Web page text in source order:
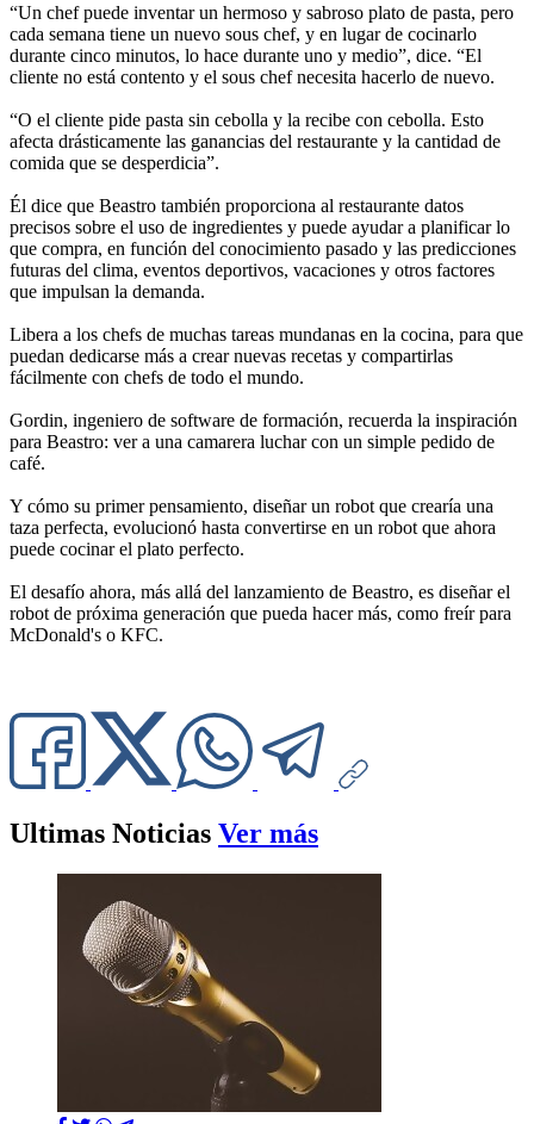
“Un chef puede inventar un hermoso y sabroso plato de pasta, pero
cada semana tiene un nuevo sous chef, y en lugar de cocinarlo
durante cinco minutos, lo hace durante uno y medio”, dice. “El
cliente no está contento y el sous chef necesita hacerlo de nuevo.
“O el cliente pide pasta sin cebolla y la recibe con cebolla. Esto
afecta drásticamente las ganancias del restaurante y la cantidad de
comida que se desperdicia”.
Él dice que Beastro también proporciona al restaurante datos
precisos sobre el uso de ingredientes y puede ayudar a planificar lo
que compra, en función del conocimiento pasado y las predicciones
futuras del clima, eventos deportivos, vacaciones y otros factores
que impulsan la demanda.
Libera a los chefs de muchas tareas mundanas en la cocina, para que
puedan dedicarse más a crear nuevas recetas y compartirlas
fácilmente con chefs de todo el mundo.
Gordin, ingeniero de software de formación, recuerda la inspiración
para Beastro: ver a una camarera luchar con un simple pedido de
café.
Y cómo su primer pensamiento, diseñar un robot que crearía una
taza perfecta, evolucionó hasta convertirse en un robot que ahora
puede cocinar el plato perfecto.
El desafío ahora, más allá del lanzamiento de Beastro, es diseñar el
robot de próxima generación que pueda hacer más, como freír para
McDonald's o KFC.
Ultimas Noticias Ver más